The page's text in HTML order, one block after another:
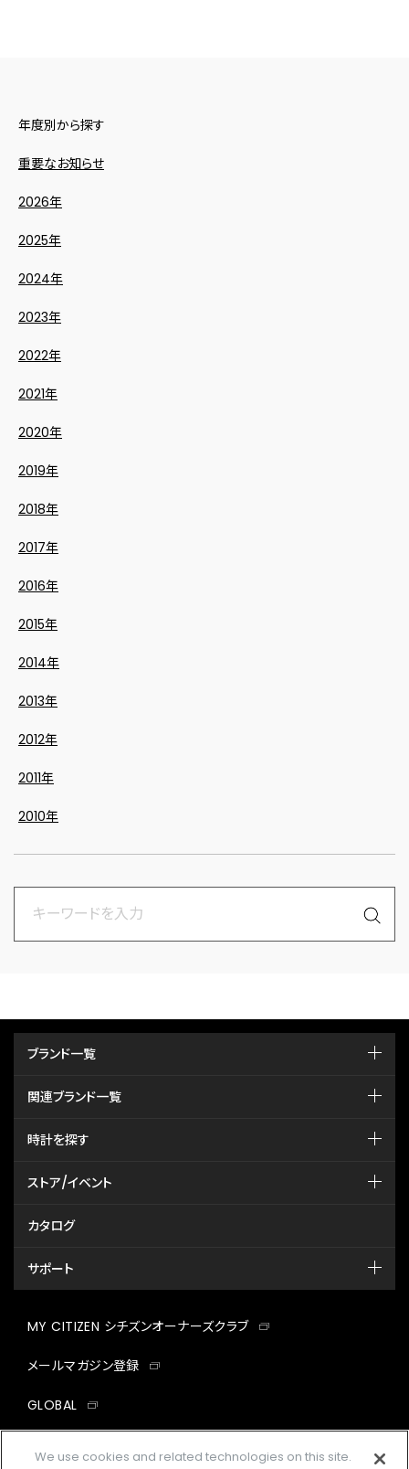
年度別から探す
重要なお知らせ
2026年
2025年
2024年
2023年
2022年
2021年
2020年
2019年
2018年
2017年
2016年
2015年
2014年
2013年
2012年
2011年
2010年
ブランド一覧
関連ブランド一覧
時計を探す
ストア/イベント
カタログ
サポート
MY CITIZEN シチズンオーナーズクラブ
メールマガジン登録
GLOBAL
facebookinstagramtwitter
We use cookies and related technologies on this site.